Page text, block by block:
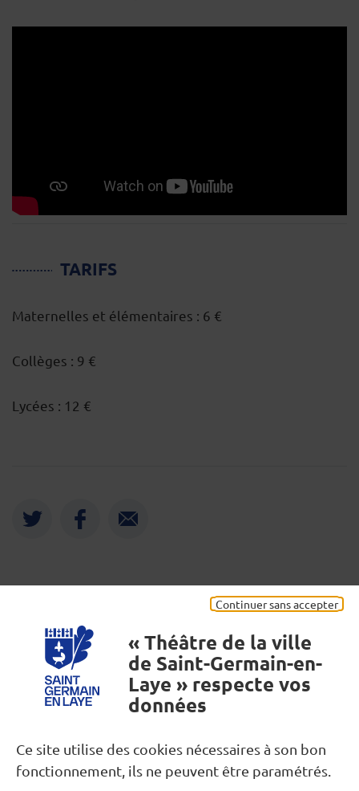
Continuer sans accepter
« Théâtre de la ville
de Saint-Germain-en-
Laye » respecte vos
données
Ce site utilise des cookies nécessaires à son bon
fonctionnement, ils ne peuvent être paramétrés.
TARIFS
Maternelles et élémentaires : 6 €
Collèges : 9 €
Lycées : 12 €
Nous contacter